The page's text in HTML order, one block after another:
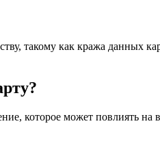
такому как кража данных
которое может повлиять